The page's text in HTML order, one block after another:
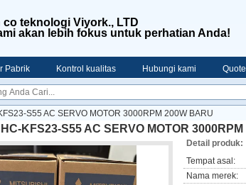
co teknologi Viyork., LTD
akan lebih fokus untuk perhatian Anda!
Pabrik Kontrol kualitas Hubungi kami
S55 AC SERVO MOTOR 3000RPM 200W BARU
KFS23-S55 AC SERVO MOTOR
Detail produk:
Tempat asal:
Nama merek: